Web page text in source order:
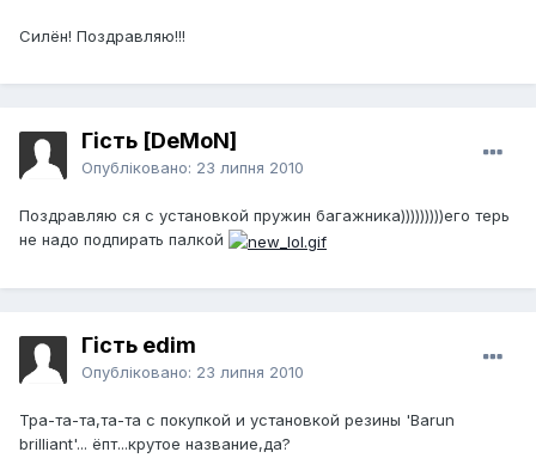
Силён! Поздравляю!!!
Гість [DeMoN]
Опубліковано: 23 липня 2010
Поздравляю ся с установкой пружин багажника)))))))))его терь
не надо подпирать палкой
Гість edim
Опубліковано: 23 липня 2010
Тра-та-та,та-та с покупкой и установкой резины 'Barun
brilliant'... ёпт...крутое название,да?